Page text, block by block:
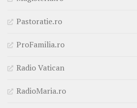
Pastoratie.ro
ProFamilia.ro
Radio Vatican
RadioMaria.ro